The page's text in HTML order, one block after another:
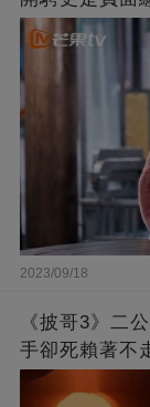
2023/09/18
《披哥3》二
手卻死賴著不